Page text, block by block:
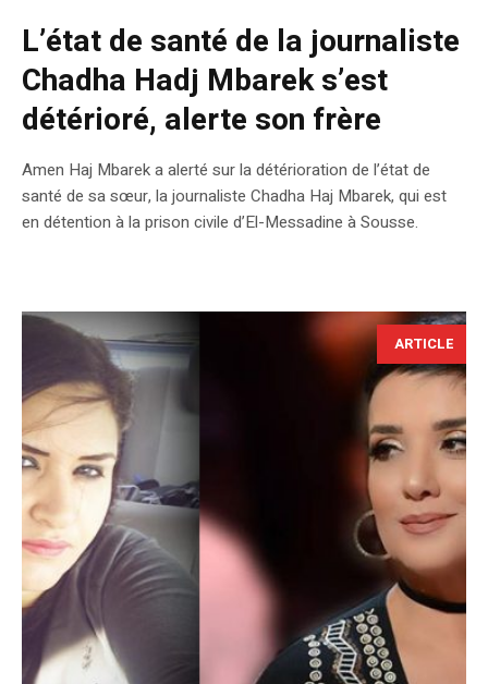
L’état de santé de la journaliste
Chadha Hadj Mbarek s’est
détérioré, alerte son frère
Amen Haj Mbarek a alerté sur la détérioration de l’état de
santé de sa sœur, la journaliste Chadha Haj Mbarek, qui est
en détention à la prison civile d’El-Messadine à Sousse.
ARTICLE